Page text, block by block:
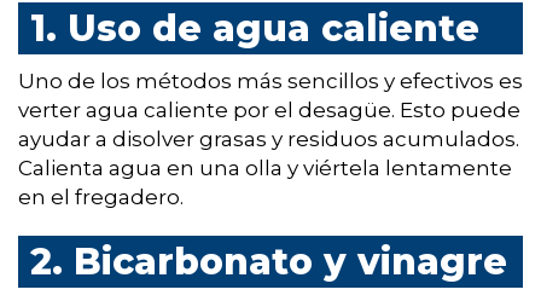
1. Uso de agua caliente
Uno de los métodos más sencillos y efectivos es
verter agua caliente por el desagüe. Esto puede
ayudar a disolver grasas y residuos acumulados.
Calienta agua en una olla y viértela lentamente
en el fregadero.
2. Bicarbonato y vinagre